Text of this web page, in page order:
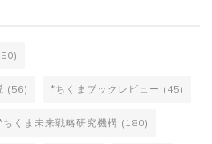
(56) *ちくまブックレビュー (45)
ちくま未来戦略研究機構 (180)